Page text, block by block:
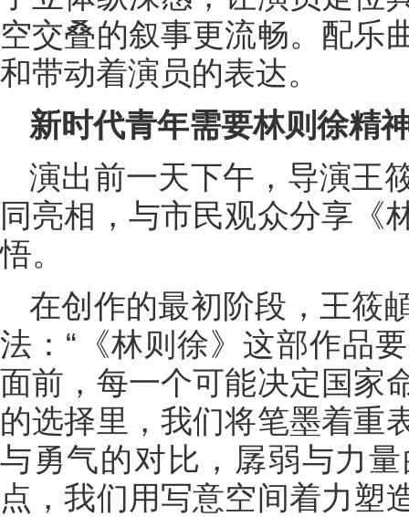
空交叠的叙事更流畅。配乐
和带动着演员的表达。
新时代青年需要林则徐精
演出前一天下午，导演王
同亮相，与市民观众分享《
悟。
在创作的最初阶段，王筱
法：“《林则徐》这部作品
面前，每一个可能决定国家
的选择里，我们将笔墨着重
与勇气的对比，孱弱与力
点，我们用写意空间着力塑